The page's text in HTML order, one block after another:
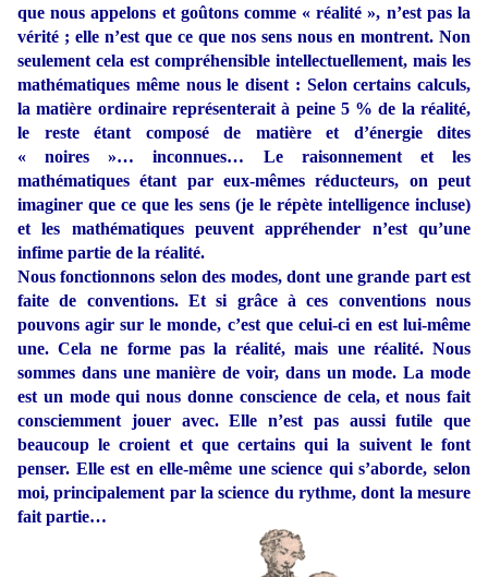
que nous appelons et goûtons comme « réalité », n’est pas la
vérité ; elle n’est que ce que nos sens nous en montrent. Non
seulement cela est compréhensible intellectuellement, mais les
mathématiques même nous le disent : Selon certains calculs,
la matière ordinaire représenterait à peine 5 % de la réalité,
le reste étant composé de matière et d’énergie dites
« noires »… inconnues… Le raisonnement et les
mathématiques étant par eux-mêmes réducteurs, on peut
imaginer que ce que les sens (je le répète intelligence incluse)
et les mathématiques peuvent appréhender n’est qu’une
infime partie de la réalité.
Nous fonctionnons selon des modes, dont une grande part est
faite de conventions. Et si grâce à ces conventions nous
pouvons agir sur le monde, c’est que celui-ci en est lui-même
une. Cela ne forme pas la réalité, mais une réalité. Nous
sommes dans une manière de voir, dans un mode. La mode
est un mode qui nous donne conscience de cela, et nous fait
consciemment jouer avec. Elle n’est pas aussi futile que
beaucoup le croient et que certains qui la suivent le font
penser. Elle est en elle-même une science qui s’aborde, selon
moi, principalement par la science du rythme, dont la mesure
fait partie…